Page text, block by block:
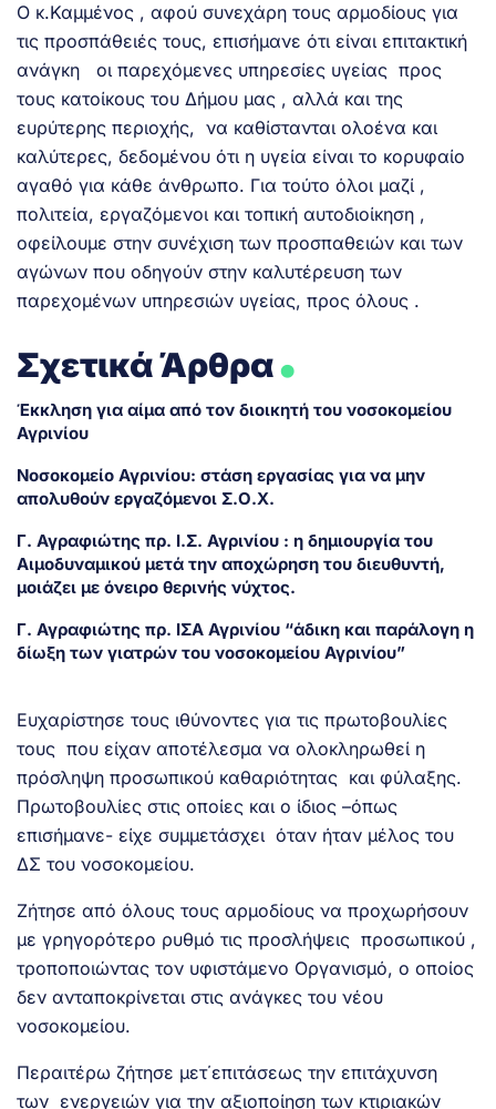
Ο κ.Καμμένος , αφού συνεχάρη τους αρμοδίους για
τις προσπάθειές τους, επισήμανε ότι είναι επιτακτική
ανάγκη οι παρεχόμενες υπηρεσίες υγείας προς
τους κατοίκους του Δήμου μας , αλλά και της
ευρύτερης περιοχής, να καθίστανται ολοένα και
καλύτερες, δεδομένου ότι η υγεία είναι το κορυφαίο
αγαθό για κάθε άνθρωπο. Για τούτο όλοι μαζί ,
πολιτεία, εργαζόμενοι και τοπική αυτοδιοίκηση ,
οφείλουμε στην συνέχιση των προσπαθειών και των
αγώνων που οδηγούν στην καλυτέρευση των
παρεχομένων υπηρεσιών υγείας, προς όλους .
Σχετικά Άρθρα.
Έκκληση για αίμα από τον διοικητή του νοσοκομείου
Αγρινίου
Νοσοκομείο Αγρινίου: στάση εργασίας για να μην
απολυθούν εργαζόμενοι Σ.Ο.Χ.
Γ. Αγραφιώτης πρ. Ι.Σ. Αγρινίου : η δημιουργία του
Αιμοδυναμικού μετά την αποχώρηση του διευθυντή,
μοιάζει με όνειρο θερινής νύχτος.
Γ. Αγραφιώτης πρ. ΙΣΑ Αγρινίου “άδικη και παράλογη η
δίωξη των γιατρών του νοσοκομείου Αγρινίου”
Ευχαρίστησε τους ιθύνοντες για τις πρωτοβουλίες
τους που είχαν αποτέλεσμα να ολοκληρωθεί η
πρόσληψη προσωπικού καθαριότητας και φύλαξης.
Πρωτοβουλίες στις οποίες και ο ίδιος –όπως
επισήμανε- είχε συμμετάσχει όταν ήταν μέλος του
ΔΣ του νοσοκομείου.
Ζήτησε από όλους τους αρμοδίους να προχωρήσουν
με γρηγορότερο ρυθμό τις προσλήψεις προσωπικού ,
τροποποιώντας τον υφιστάμενο Οργανισμό, ο οποίος
δεν ανταποκρίνεται στις ανάγκες του νέου
νοσοκομείου.
Περαιτέρω ζήτησε μετ΄επιτάσεως την επιτάχυνση
των ενεργειών για την αξιοποίηση των κτιριακών